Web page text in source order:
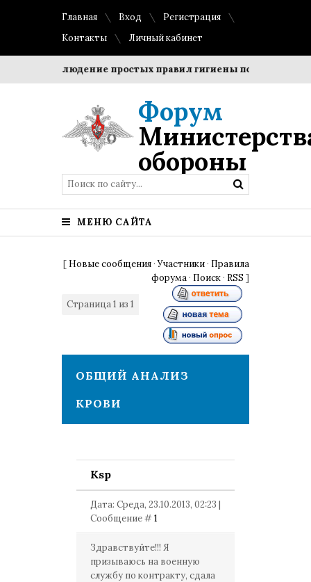
Главная Вход
Регистрация
Контакты
Личный кабинет
Соблюдение простых правил гигиены помогает
Форум
обороны
МЕНЮ САЙТА
[ Новые сообщения ·Участники · Правила
форума · Поиск · RSS ]
Страница1 из 1
ОБЩИЙ АНАЛИЗ
КРОВИ
Ksp
Дата: Среда, 23.10.2013, 02:23 |
Сообщение #1
Здравствуйте!!! Я
призываюсь на военную
службу по контракту, сдала